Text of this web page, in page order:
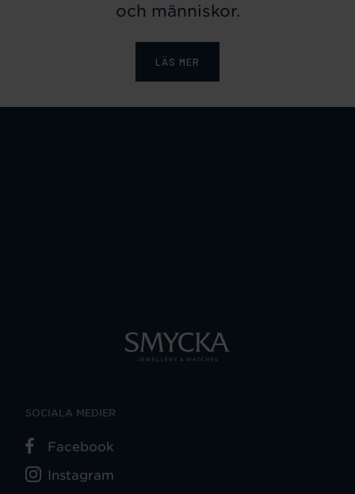
och människor.
LÄS MER
SOCIALA MEDIER
Facebook
Instagram